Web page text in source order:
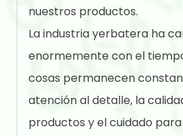
nuestros productos.
La industria yerbatera ha
enormemente con el
cosas permanecen
atención al detalle, la
productos y el cuidado